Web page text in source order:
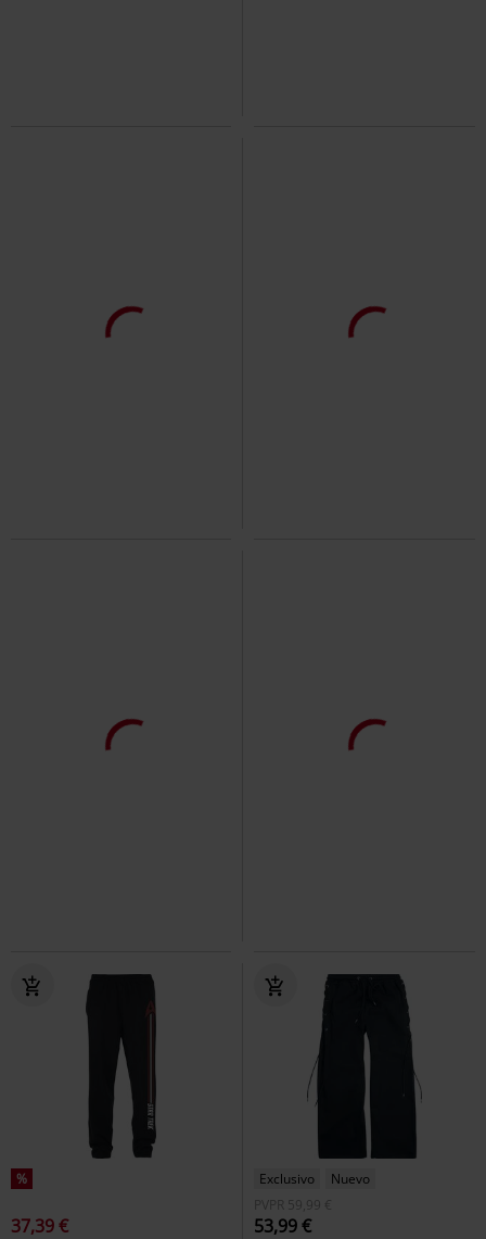
%
37,39 €
Exclusivo
Nuevo
PVPR
59,99 €
53,99 €